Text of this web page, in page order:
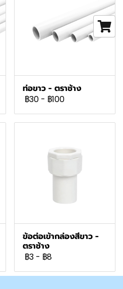
ท่อขาว - ตราช้าง
฿30 - ฿100
ข้อต่อเข้ากล่องสีขาว -
ตราช้าง
฿3 - ฿8